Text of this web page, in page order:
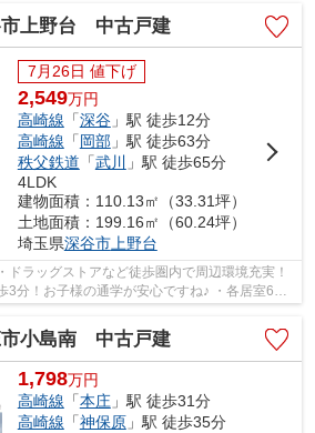
上野台 中古戸建
7月26日 値下げ
2,549万円
高崎線 「深谷」駅 徒歩12分
高崎線 「岡部」駅 徒歩63分
秩父鉄道 「武川
」駅 徒歩65分
4LDK
建物面積：110.13㎡（33.31坪）
土地面積：199.16㎡（60.24坪）
埼玉県深谷市上野台
ドラッグストアなど徒歩圏内で周辺環境充実！
3分！お子様の通学が安心ですね♪ ・各居室6帖
小島南 中古戸建
1,798万円
高崎線 「本庄」駅 徒歩31分
高崎線 「神保原」駅 徒歩35分